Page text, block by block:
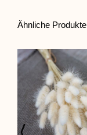
Ähnliche Produkte